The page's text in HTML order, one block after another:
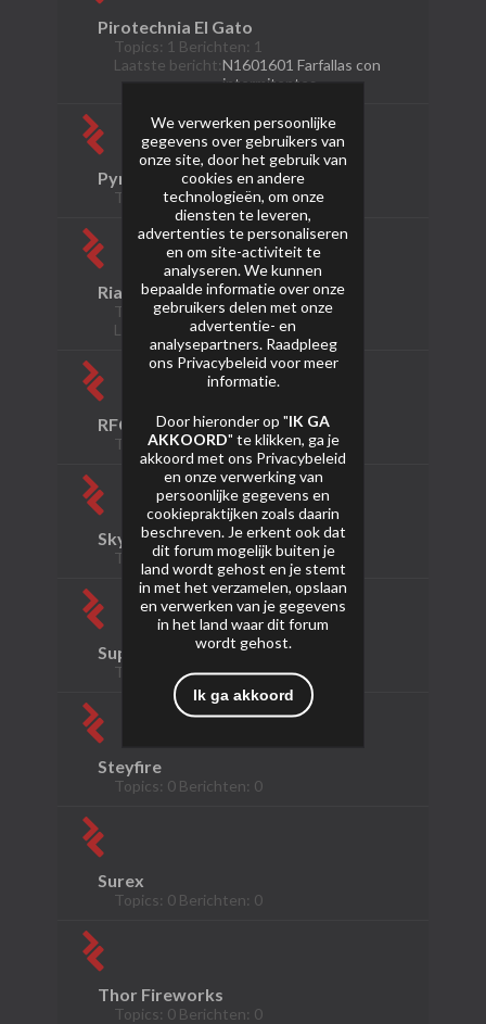
Pirotechnia El Gato
Topics: 1 Berichten: 1
Laatste bericht:N1601601 Farfallas con
intermitentes
Pyroproduct
Topics: 0 Berichten: 0
Riakeo
Topics: 8 Berichten: 12
Laatste bericht:Rkd-24019
RFC Royal Fireworks
Topics: 0 Berichten: 0
Skysong Fireworks
Topics: 0 Berichten: 0
Superpower
Topics: 0 Berichten: 0
Steyfire
Topics: 0 Berichten: 0
Surex
Topics: 0 Berichten: 0
Thor Fireworks
Topics: 0 Berichten: 0
We verwerken persoonlijke
gegevens over gebruikers van
onze site, door het gebruik van
cookies en andere
technologieën, om onze
diensten te leveren,
advertenties te personaliseren
en om site-activiteit te
analyseren. We kunnen
bepaalde informatie over onze
gebruikers delen met onze
advertentie- en
analysepartners. Raadpleeg
ons Privacybeleid voor meer
informatie.
Door hieronder op "IK GA
AKKOORD" te klikken, ga je
akkoord met ons Privacybeleid
en onze verwerking van
persoonlijke gegevens en
cookiepraktijken zoals daarin
beschreven. Je erkent ook dat
dit forum mogelijk buiten je
land wordt gehost en je stemt
in met het verzamelen, opslaan
en verwerken van je gegevens
in het land waar dit forum
wordt gehost.
Ik ga akkoord